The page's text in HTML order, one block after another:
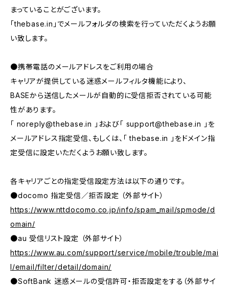
まっていることがございます。
「thebase.in」でメールフォルダの検索を行っていただくようお願
い致します。
●携帯電話のメールアドレスをご利用の場合
キャリアが提供している迷惑メールフィルタ機能により、
BASEから送信したメールが自動的に受信拒否されている可能
性があります。
「 noreply@thebase.in 」および「 support@thebase.in
」を
メールアドレス指定受信、もしくは、「 thebase.in 」をドメイン指
定受信に設定いただくようお願い致します。
各キャリアごとの指定受信設定方法は以下の通りです。
●docomo 指定受信／拒否設定 （外部サイト）
https://www.nttdocomo.co.jp/info/spam_mail/spmode/d
omain/
●au 受信リスト設定 （外部サイト）
https://www.au.com/support/service/mobile/trouble/mai
l/email/filter/detail/domain/
●SoftBank 迷惑メールの受信許可・拒否設定をする（外部サイ